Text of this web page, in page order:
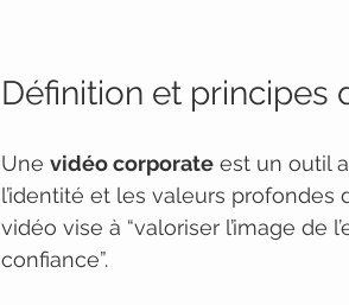
Définition et principes
Une vidéo corporate est un outil
l’identité et les valeurs profondes
vidéo vise à “valoriser l’image de
confiance”.